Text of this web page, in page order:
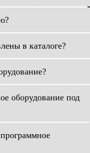
в каталоге?
оборудование под